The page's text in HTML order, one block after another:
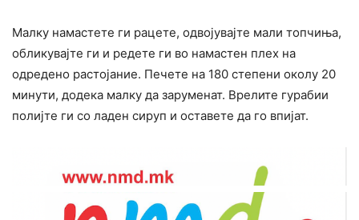
Малку намастете ги рацете, одвојувајте мали топчиња,
обликувајте ги и редете ги во намастен плех на
одредено растојание. Печете на 180 степени околу 20
минути, додека малку да заруменат. Врелите гурабии
полијте ги со ладен сируп и оставете да го впијат.